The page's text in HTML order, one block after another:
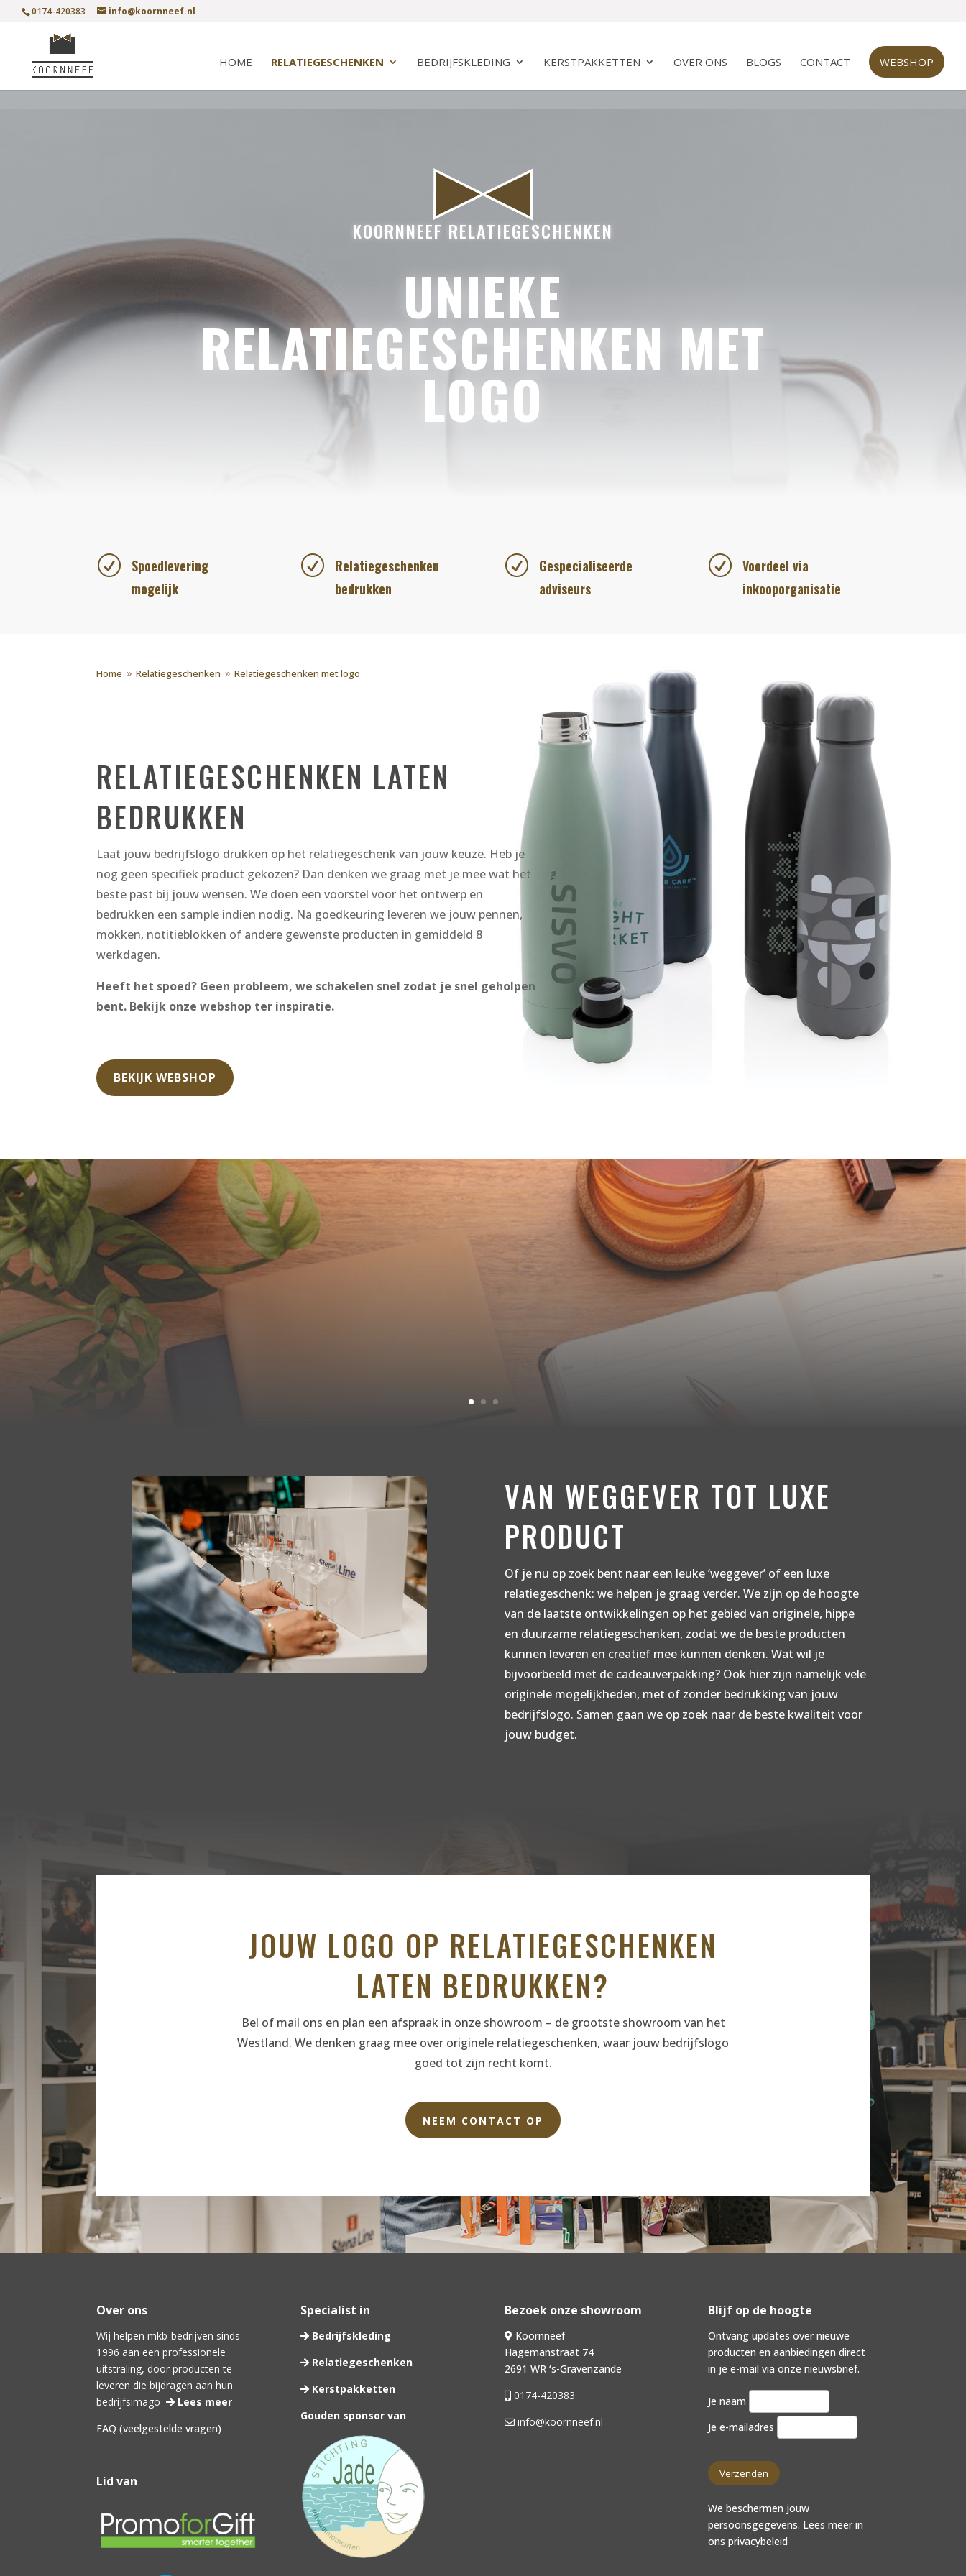
0174-420383 info@koornneef.nl
HOME RELATIEGESCHENKEN BEDRIJFSKLEDING KERSTPAKKETTEN OVER ONS BLOGS CONTACT WEBSHOP
KOORNNEEF RELATIEGESCHENKEN
UNIEKE
RELATIEGESCHENKEN MET
LOGO
R
Spoedlevering
mogelijk
R
Relatiegeschenken
bedrukken
R
Gespecialiseerde
adviseurs
R Voordeel via
inkooporganisatie
Home 9 Relatiegeschenken 9 Relatiegeschenken met logo
RELATIEGESCHENKEN LATEN
BEDRUKKEN
Laat jouw bedrijfslogo drukken op het relatiegeschenk van jouw keuze. Heb je
nog geen specifiek product gekozen? Dan denken we graag met je mee wat het
beste past bij jouw wensen. We doen een voorstel voor het ontwerp en
bedrukken een sample indien nodig. Na goedkeuring leveren we jouw pennen,
mokken, notitieblokken of andere gewenste producten in gemiddeld 8
werkdagen.
Heeft het spoed? Geen probleem, we schakelen snel zodat je snel geholpen
bent. Bekijk onze webshop ter inspiratie.
BEKIJK WEBSHOP
VAN WEGGEVER TOT LUXE
PRODUCT
Of je nu op zoek bent naar een leuke ‘weggever’ of een luxe
relatiegeschenk: we helpen je graag verder. We zijn op de hoogte
van de laatste ontwikkelingen op het gebied van originele, hippe
en duurzame relatiegeschenken, zodat we de beste producten
kunnen leveren en creatief mee kunnen denken. Wat wil je
bijvoorbeeld met de cadeauverpakking? Ook hier zijn namelijk vele
originele mogelijkheden, met of zonder bedrukking van jouw
bedrijfslogo. Samen gaan we op zoek naar de beste kwaliteit voor
jouw budget.
JOUW LOGO OP RELATIEGESCHENKEN
LATEN BEDRUKKEN?
Bel of mail ons en plan een afspraak in onze showroom – de grootste showroom van het
Westland. We denken graag mee over originele relatiegeschenken, waar jouw bedrijfslogo
goed tot zijn recht komt.
NEEM CONTACT OP
Over ons
Wij helpen mkb-bedrijven sinds
1996 aan een professionele
uitstraling, door producten te
leveren die bijdragen aan hun
bedrijfsimago
Lees meer
FAQ (veelgestelde vragen)
Lid van
Specialist in
Bedrijfskleding
Relatiegeschenken
Kerstpakketten
Gouden sponsor van
Bezoek onze showroom
Koornneef
Hagemanstraat 74
2691 WR ‘s-Gravenzande
0174-420383
info@koornneef.nl
Blijf op de hoogte
Ontvang updates over nieuwe
producten en aanbiedingen direct
in je e-mail via onze nieuwsbrief.
Je naam
Je e-mailadres
We beschermen jouw
persoonsgegevens. Lees meer in
onsprivacybeleid